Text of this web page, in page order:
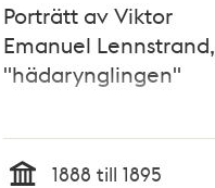
Porträtt av Viktor
Emanuel Lennstrand,
"hädarynglingen"
1888 till 1895